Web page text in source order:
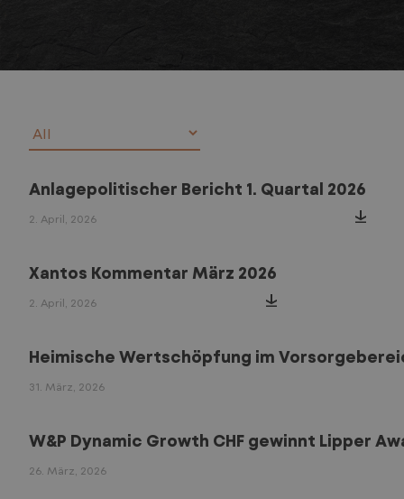
Anlagepolitischer Bericht 1. Quartal 2026
2. April, 2026
Xantos Kommentar März 2026
2. April, 2026
Heimische Wertschöpfung im
31. März, 2026
W&P Dynamic Growth CHF gewinnt Lipper
26. März, 2026